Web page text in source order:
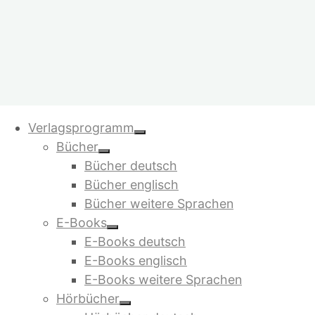
Inhalt
springen
Verlagsprogramm
Bücher
Bücher deutsch
Bücher englisch
Bücher weitere Sprachen
E-Books
E-Books deutsch
E-Books englisch
E-Books weitere Sprachen
Hörbücher
Alle 2 Ergebnisse
werden angezeigt
Beliebte Titel
Jetzt in der 4. Auflage:
Saruj. Stell dir vor, es gibt kein
von Bilbo Calvez